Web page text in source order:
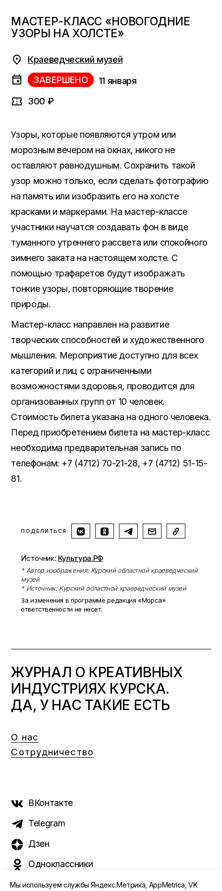
МАСТЕР-КЛАСС «НОВОГОДНИЕ
УЗОРЫ НА ХОЛСТЕ»
Краеведческий музей
ЗАВЕРШЕНО
11 января
300 ₽
Узоры, которые появляются утром или
морозным вечером на окнах, никого не
оставляют равнодушным. Сохранить такой
узор можно только, если сделать фотографию
на память или изобразить его на холсте
красками и маркерами. На мастер-классе
участники научатся создавать фон в виде
туманного утреннего рассвета или спокойного
зимнего заката на настоящем холсте. С
помощью трафаретов будут изображать
тонкие узоры, повторяющие творение
природы.
Мастер-класс направлен на развитие
творческих способностей и художественного
мышления. Мероприятие доступно для всех
категорий и лиц с ограниченными
возможностями здоровья, проводится для
организованных групп от 10 человек.
Стоимость билета указана на одного человека.
Перед приобретением билета на мастер-класс
необходима предварительная запись по
телефонам: +7 (4712) 70-21-28, +7 (4712) 51-15-
81.
ПОДЕЛИТЬСЯ
Источник: Культура.РФ
* Автор изображения: Курский областной краеведческий
музей
* Источник: Курский областной краеведческий музей
За изменения в программе редакция «Морса»
ответственности не несет.
ЖУРНАЛ О КРЕАТИВНЫХ
ИНДУСТРИЯХ КУРСКА.
ДА, У НАС ТАКИЕ ЕСТЬ
О нас
Сотрудничество
ВКонтакте
Telegram
Дзен
Одноклассники
Мы используем службы Яндекс.Метрика, AppMetrica, VK